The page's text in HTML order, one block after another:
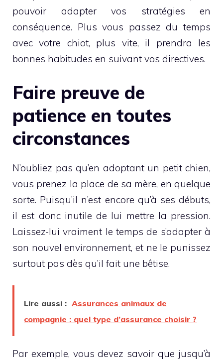
pouvoir adapter vos stratégies en
conséquence. Plus vous passez du temps
avec votre chiot, plus vite, il prendra les
bonnes habitudes en suivant vos directives.
Faire preuve de
patience en toutes
circonstances
N’oubliez pas qu’en adoptant un petit chien,
vous prenez la place de sa mère, en quelque
sorte. Puisqu’il n’est encore qu’à ses débuts,
il est donc inutile de lui mettre la pression.
Laissez-lui vraiment le temps de s’adapter à
son nouvel environnement, et ne le punissez
surtout pas dès qu’il fait une bêtise.
Lire aussi : Assurances animaux de
compagnie : quel type d’assurance choisir ?
Par exemple, vous devez savoir que jusqu’à